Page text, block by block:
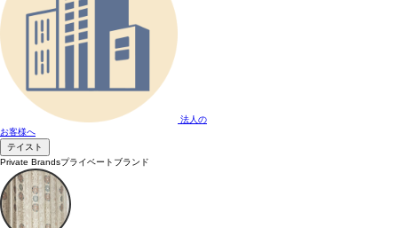
法人の
お客様へ
テイスト
Private Brandsプライベートブランド